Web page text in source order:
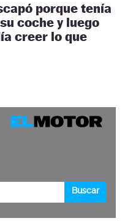
porque tenía
coche y luego
creer lo que